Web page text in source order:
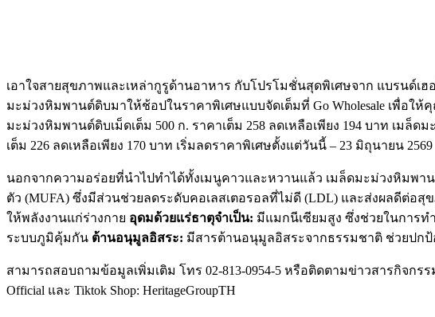
เอาใจสายสุขภาพและเหล่ากูรูด้านอาหาร กับโปรโมชั่นสุดพิเศษจาก แบรนด์
มะม่วงหิมพานต์ดิบมาให้ช้อปในราคาพิเศษแบบจัดเต็มที่ Go Wholesale เพื่อใ
มะม่วงหิมพานต์ดิบเม็ดเต็ม 500 ก. ราคาเต็ม 258 ลดเหลือเพียง 194 บาท เม
เต็ม 226 ลดเหลือเพียง 170 บาท เริ่มลดราคาพิเศษตั้งแต่วันนี้ – 23 มิถุนายน 2569
นอกจากความอร่อยที่นำไปทำได้ทั้งเมนูคาวและหวานแล้ว เมล็ดมะม่วงหิมพ
ตัว (MUFA) ซึ่งมีส่วนช่วยลดระดับคอเลสเตอรอลที่ไม่ดี (LDL) และส่งผลดีต่อสุ
ให้พลังงานแก่ร่างกาย อุดมด้วยแร่ธาตุจำเป็น: มีแมกนีเซียมสูง ซึ่งช่วยในการท
ระบบภูมิคุ้มกัน ต้านอนุมูลอิสระ: มีสารต้านอนุมูลอิสระจากธรรมชาติ ช่วยปกป้
สามารถสอบถามข้อมูลเพิ่มเติม โทร 02-813-0954-5 หรือติดตามข่าวสารกิจกรรม
Official และ Tiktok Shop: HeritageGroupTH